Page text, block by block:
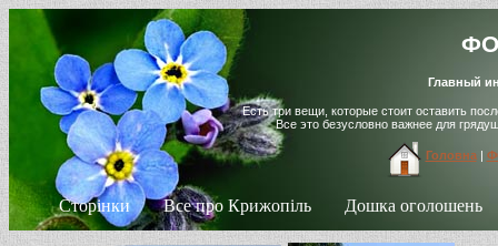
Главный
Есть три вещи, которые стоит оставить
Все это безусловно важнее для
Головна|
Сторінки Все про Крижопіль Дошка оголошень